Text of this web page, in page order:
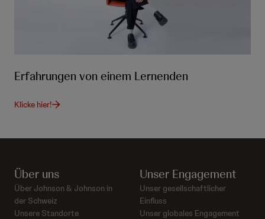
Erfahrungen von einem Lernenden
Klicke hier!
Über uns
Über Johnson & Johnson in
der Schweiz
Unsere Standorte
Unser Engagement
Unser gesellschaftlicher
Einfluss
Unser globales Engagement